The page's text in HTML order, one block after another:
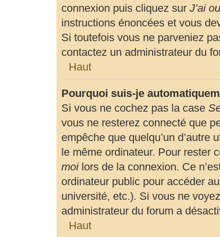
connexion puis cliquez sur J’ai
instructions énoncées et vous
Si toutefois vous ne parveniez
contactez un administrateur du
Haut
Pourquoi suis-je
Si vous ne cochez pas la case
vous ne resterez connecté que
empêche que quelqu’un
le même ordinateur. Pour rester
moilors de la connexion. Ce
ordinateur public pour accéder
université, etc.). Si vous ne
administrateur du forum a
Haut